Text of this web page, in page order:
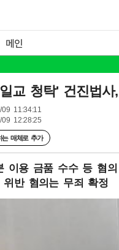
메인
교 청탁' 건진법
09 11:34:11
09 12:28:25
는 매체로 추가
이용 금품 수수 등 혐의
위반 혐의는 무죄 확정